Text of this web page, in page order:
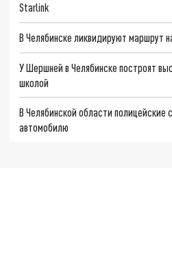
Starlink
В Челябинске ликвидируют маршрут
У Шершней в Челябинске построят
школой
В Челябинской области полицейские
автомобилю